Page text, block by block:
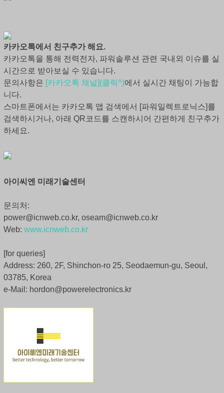
카카오톡에서 친구추가 해요.
카카오톡을 통해 전력전자, 파워솔루션 관련 국내외 이슈를 실
시간으로 받아보실 수 있습니다.
문의사항은 [카카오톡 채널](클릭^)에서 실시간 채팅이 가능합
니다.
스마트폰에서는 카카오톡 앱 검색에서 [파워일렉트로닉스]를
검색하시거나, 아래 QR코드를 스캔하시어 간편하게 친구추가
하세요.
아이씨엔 미래기술센터
문의처:
power@icnweb.co.kr, oseam@icnweb.co.kr
Web: www.icnweb.co.kr
[for queries]
Address: 260, 2F, Shinchon-ro 25, Seodaemun-gu, Seoul,
03785, Korea
e-Mail: hordon@powerelectronics.kr